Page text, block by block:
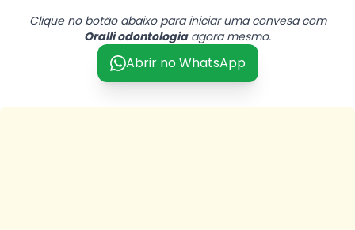
Clique no botão abaixo para iniciar uma convesa com
Oralli odontologiaagora mesmo.
Abrir no WhatsApp